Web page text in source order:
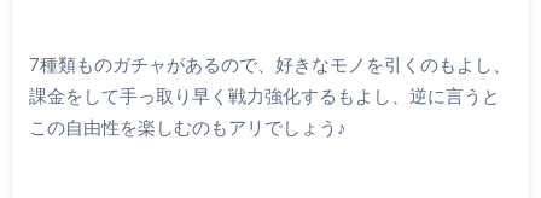
7種類ものガチャがあるので、好きなモノを引くのもよし、
課金をして手っ取り早く戦力強化するもよし、逆に言うと
この自由性を楽しむのもアリでしょう♪